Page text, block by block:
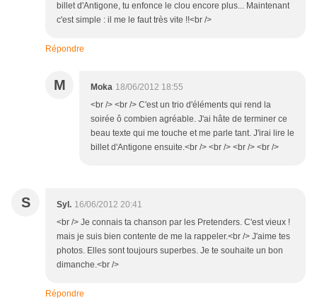
billet d'Antigone, tu enfonce le clou encore plus... Maintenant
c'est simple : il me le faut très vite !!<br />
Répondre
M Moka 18/06/2012 18:55
<br /> <br /> C'est un trio d'éléments qui rend la
soirée ô combien agréable. J'ai hâte de terminer ce
beau texte qui me touche et me parle tant. J'irai lire le
billet d'Antigone ensuite.<br /> <br /> <br /> <br />
S Syl. 16/06/2012 20:41
<br /> Je connais ta chanson par les Pretenders. C'est vieux !
mais je suis bien contente de me la rappeler.<br /> J'aime tes
photos. Elles sont toujours superbes. Je te souhaite un bon
dimanche.<br />
Répondre